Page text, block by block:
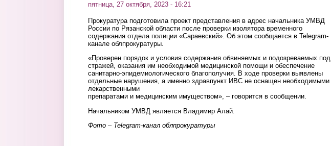
пятница, 27 октября, 2023 - 16:21
Прокуратура подготовила проект представления в адрес начальника УМВД
России по Рязанской области после проверки изолятора временного
содержания отдела полиции «Сараевский». Об этом сообщается в Telegram-
канале облпрокуратуры.
«Проверен порядок и условия содержания обвиняемых и подозреваемых под
стражей, оказания им необходимой медицинской помощи и обеспечение
санитарно-эпидемиологического благополучия. В ходе проверки выявлены
отдельные нарушения, а именно здравпункт ИВС не оснащен необходимыми
лекарственными
препаратами и медицинским имуществом», – говорится в сообщении.
Начальником УМВД является Владимир Алай.
Фото – Telegram-канал облпрокуратуры